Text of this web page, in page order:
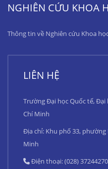
NGHIÊN CỨU KHOA
Thông tin về Nghiên cứu Khoa
LIÊN HỆ
Trường Đại học Quốc tế, Đại
Chí Minh
Địa chỉ: Khu phố 33,
Minh
Điện thoại: (028) 37244270